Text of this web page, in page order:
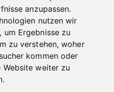
anzupassen.
nutzen wir
um Ergebnisse zu
zu verstehen, woher
kommen oder
Website weiter zu